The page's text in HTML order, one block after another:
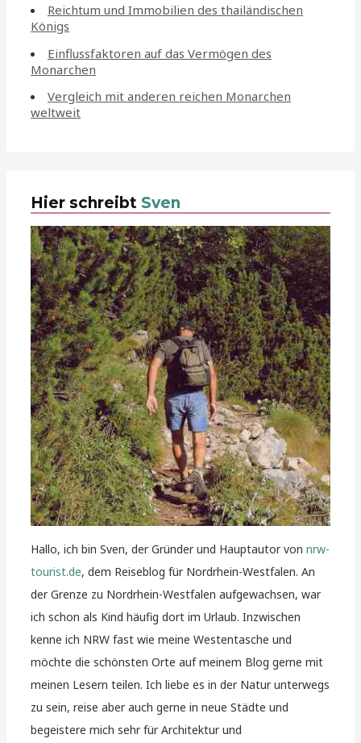
Reichtum und Immobilien des thailändischen
Königs
Einflussfaktoren auf das Vermögen des
Monarchen
Vergleich mit anderen reichen Monarchen
weltweit
Hier schreibt Sven
Hallo, ich bin Sven, der Gründer und Hauptautor vonnrw-
tourist.de, dem Reiseblog für Nordrhein-Westfalen. An
der Grenze zu Nordrhein-Westfalen aufgewachsen, war
ich schon als Kind häufig dort im Urlaub. Inzwischen
kenne ich NRW fast wie meine Westentasche und
möchte die schönsten Orte auf meinem Blog gerne mit
meinen Lesern teilen. Ich liebe es in der Natur unterwegs
zu sein, reise aber auch gerne in neue Städte und
begeistere mich sehr für Architektur und